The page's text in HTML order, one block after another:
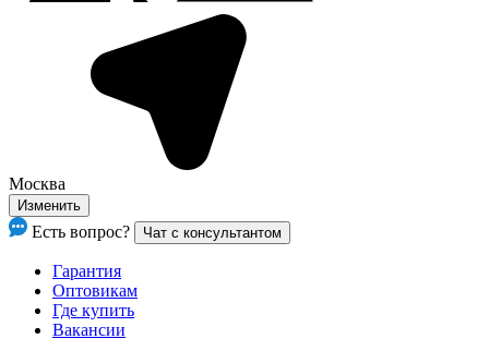
Москва
Изменить
Есть вопрос? Чат с консультантом
Гарантия
Оптовикам
Где купить
Вакансии